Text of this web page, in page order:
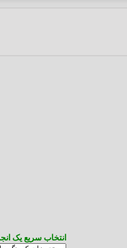
انتخاب سریع یک